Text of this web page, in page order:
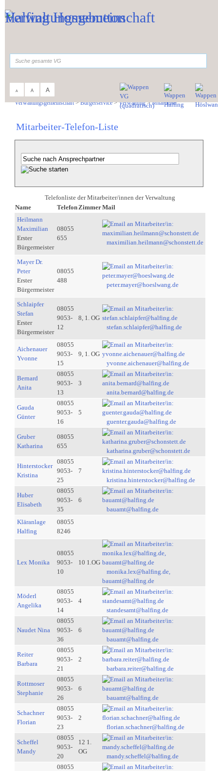
A A A
Verwaltungsgemeinschaft>Bürgerservice>Verwaltung>Mitarbeiter
Mitarbeiter-Telefon-Liste
Telefonliste der Mitarbeiter/innen der Verwaltung
Name
Telefon ZimmerMail
Heilmann
Maximilian
Erster
Bürgermeister
08055
655
maximilian.heilmann@schonstett.de
Mayer Dr.
Peter
Erster
Bürgermeister
08055
488
peter.mayer@hoeslwang.de
Schlaipfer
Stefan
Erster
Bürgermeister
08055
9053-
12
8, 1. OG
stefan.schlaipfer@halfing.de
Aichenauer
Yvonne
08055
9053-
15
9, 1. OG
yvonne.aichenauer@halfing.de
Bernard
Anita
08055
9053-
13
3
anita.bernard@halfing.de
Gauda
Günter
08055
9053-
16
5
guenter.gauda@halfing.de
Gruber
Katharina
08055
655
katharina.gruber@schonstett.de
Hinterstocker
Kristina
08055
9053-
25
7
kristina.hinterstocker@halfing.de
Huber
Elisabeth
08055
9053-
35
6
bauamt@halfing.de
Kläranlage
Halfing
08055
8246
Lex Monika
08055
9053-
10
10 1.OG
monika.lex@halfing.de,
bauamt@halfing.de
Möderl
Angelika
08055
9053-
14
4
standesamt@halfing.de
Naudet Nina
08055
9053-
36
6
bauamt@halfing.de
Reiter
Barbara
08055
9053-
21
2
barbara.reiter@halfing.de
Rottmoser
Stephanie
08055
9053-
26
6
bauamt@halfing.de
Schachner
Florian
08055
9053-
23
2
florian.schachner@halfing.de
Scheffel
Mandy
08055
9053-
20
12 1.
OG
mandy.scheffel@halfing.de
08055